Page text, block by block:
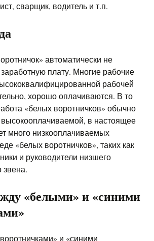
сварщик, водитель и т.п.
автоматически не
плату. Многие рабочие
рабочей
хорошо оплачиваются. В то
«белых воротничков» обычно
высокооплачиваемой, в настоящее
много низкооплачиваемых
«белых воротничков», таких как
и руководители низшего
звена.
«белыми» и «синими
и «синими